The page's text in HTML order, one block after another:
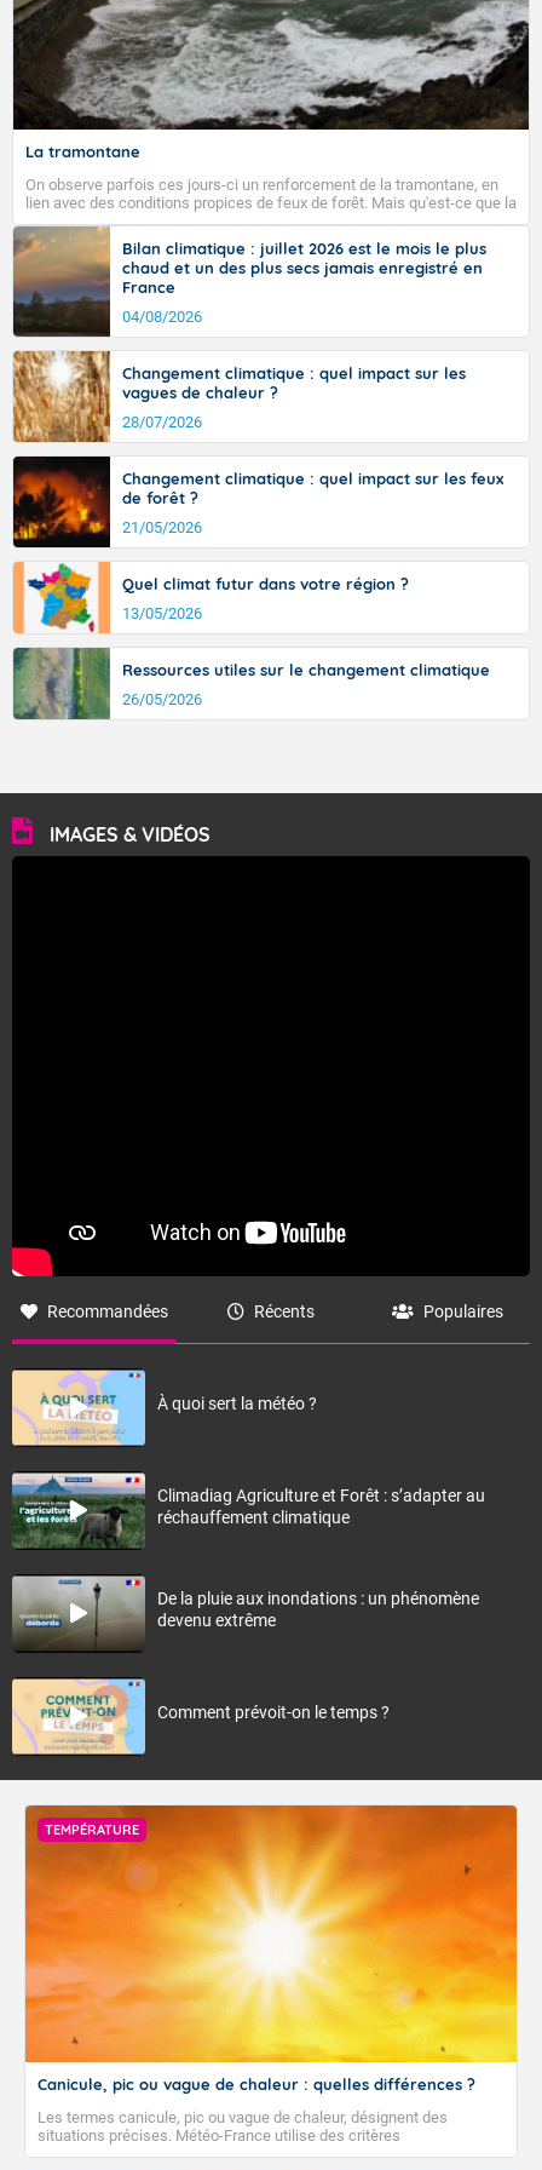
La tramontane
On observe parfois ces jours-ci un renforcement de la tramontane, en
lien avec des conditions propices de feux de forêt. Mais qu'est-ce que la
tramontane ? Quelles sont ses caractéristiques ? La tramontane est un
vent turbulent soufflant de secteur nord-ouest à nord, ou ouest à nord-
ouest, dans un secteur qui part du Roussillon à la vallée de l’Aude et à
l’ouest de l’Hérault. L’étymologie de ce vent vient du latin trasmontanus,
signifiant au-delà des monts, en allusion aux régions montagneuses
d’où provient ce vent.
Bilan climatique : juillet 2026 est le mois le plus
chaud et un des plus secs jamais enregistré en
France
04/08/2026
Changement climatique : quel impact sur les
vagues de chaleur ?
28/07/2026
Changement climatique : quel impact sur les feux
de forêt ?
21/05/2026
Quel climat futur dans votre région ?
13/05/2026
Ressources utiles sur le changement climatique
26/05/2026
IMAGES & VIDÉOS
Recommandées Récents Populaires
À quoi sert la météo ?
Climadiag Agriculture et Forêt : s’adapter au
réchauffement climatique
De la pluie aux inondations : un phénomène
devenu extrême
Comment prévoit-on le temps ?
TEMPÉRATURE
Canicule, pic ou vague de chaleur : quelles différences ?
Les termes canicule, pic ou vague de chaleur, désignent des
situations précises. Météo-France utilise des critères
climatologiques pour évaluer et qualifier les épisodes de chaleur qui